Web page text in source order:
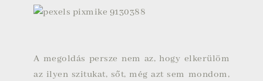
A megoldás persze nem az, hogy elkerülöm
az ilyen szitukat, sőt, még azt sem mondom,